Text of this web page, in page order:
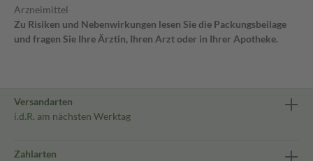
Arzneimittel
Zu Risiken und Nebenwirkungen lesen Sie die Packungsbeilage
und fragen Sie Ihre Ärztin, Ihren Arzt oder in Ihrer Apotheke.
Versandarten
i.d.R. am nächsten Werktag
Zahlarten